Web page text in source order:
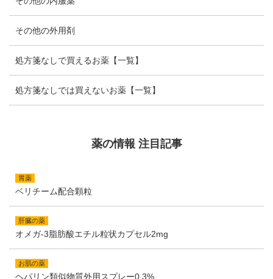
その他の外用剤
処方箋なしで買えるお薬【一覧】
処方箋なしでは買えないお薬【一覧】
薬の情報 注目記事
胃薬
ベリチーム配合顆粒
肝臓の薬
オメガ-3脂肪酸エチル粒状カプセル2mg
お肌の薬
ヘパリン類似物質外用スプレー0.3%